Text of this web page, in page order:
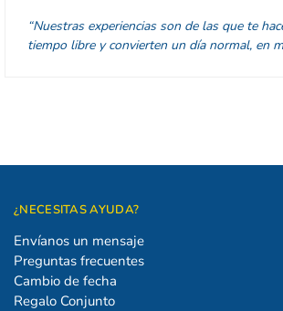
“Nuestras experiencias son de las que te
tiempo libre y convierten un día normal, en
¿NECESITAS AYUDA?
Envíanos un mensaje
Preguntas frecuentes
Cambio de fecha
Regalo Conjunto